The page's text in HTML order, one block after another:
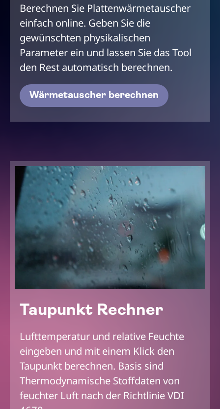
Berechnen Sie Plattenwärmetauscher
einfach online. Geben Sie die
gewünschten physikalischen
Parameter ein und lassen Sie das Tool
den Rest automatisch berechnen.
Wärmetauscher berechnen
Taupunkt Rechner
Lufttemperatur und relative Feuchte
eingeben und mit einem Klick den
Taupunkt berechnen. Basis sind
Thermodynamische Stoffdaten von
feuchter Luft nach der Richtlinie VDI